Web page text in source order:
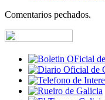
Comentarios pechados.